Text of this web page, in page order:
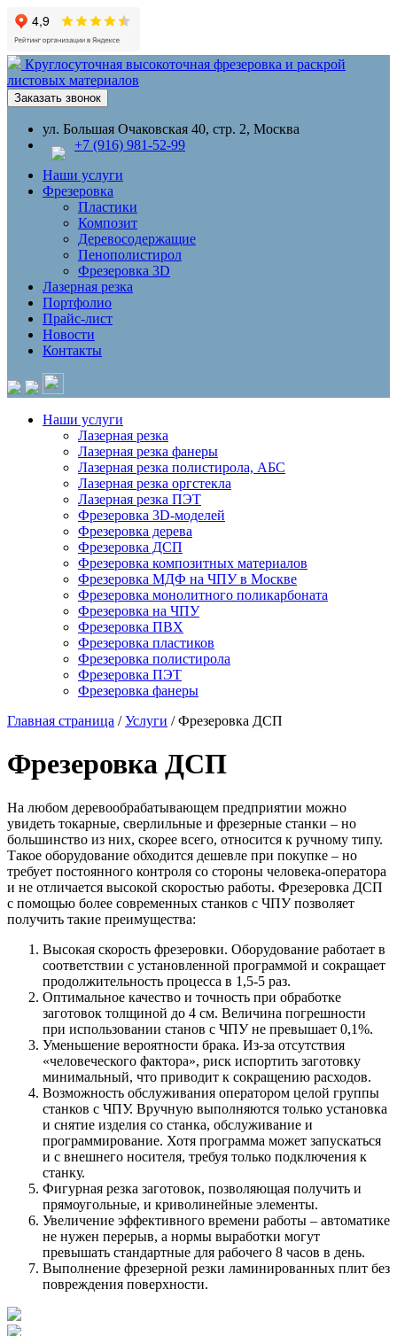
Круглосуточная высокоточная фрезеровка и раскрой
листовых материалов
Заказать звонок
ул. Большая Очаковская 40, стр. 2, Москва
+7 (916) 981-52-99
Наши услуги
Фрезеровка
Пластики
Композит
Деревосодержащие
Пенополистирол
Фрезеровка 3D
Лазерная резка
Портфолио
Прайс-лист
Новости
Контакты
Наши услуги
Лазерная резка
Лазерная резка фанеры
Лазерная резка полистирола, АБС
Лазерная резка оргстекла
Лазерная резка ПЭТ
Фрезеровка 3D-моделей
Фрезеровка дерева
Фрезеровка ДСП
Фрезеровка композитных материалов
Фрезеровка МДФ на ЧПУ в Москве
Фрезеровка монолитного поликарбоната
Фрезеровка на ЧПУ
Фрезеровка ПВХ
Фрезеровка пластиков
Фрезеровка полистирола
Фрезеровка ПЭТ
Фрезеровка фанеры
Главная страница / Услуги / Фрезеровка ДСП
Фрезеровка ДСП
На любом деревообрабатывающем предприятии можно
увидеть токарные, сверлильные и фрезерные станки – но
большинство из них, скорее всего, относится к ручному типу.
Такое оборудование обходится дешевле при покупке – но
требует постоянного контроля со стороны человека-оператора
и не отличается высокой скоростью работы. Фрезеровка ДСП
с помощью более современных станков с ЧПУ позволяет
получить такие преимущества:
Высокая скорость фрезеровки. Оборудование работает в
соответствии с установленной программой и сокращает
продолжительность процесса в 1,5-5 раз.
Оптимальное качество и точность при обработке
заготовок толщиной до 4 см. Величина погрешности
при использовании станов с ЧПУ не превышает 0,1%.
Уменьшение вероятности брака. Из-за отсутствия
«человеческого фактора», риск испортить заготовку
минимальный, что приводит к сокращению расходов.
Возможность обслуживания оператором целой группы
станков с ЧПУ. Вручную выполняются только установка
и снятие изделия со станка, обслуживание и
программирование. Хотя программа может запускаться
и с внешнего носителя, требуя только подключения к
станку.
Фигурная резка заготовок, позволяющая получить и
прямоугольные, и криволинейные элементы.
Увеличение эффективного времени работы – автоматике
не нужен перерыв, а нормы выработки могут
превышать стандартные для рабочего 8 часов в день.
Выполнение фрезерной резки ламинированных плит без
повреждения поверхности.